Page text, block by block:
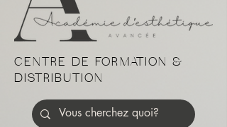
CENTRE DE FORMATION &
DISTRIBUTION